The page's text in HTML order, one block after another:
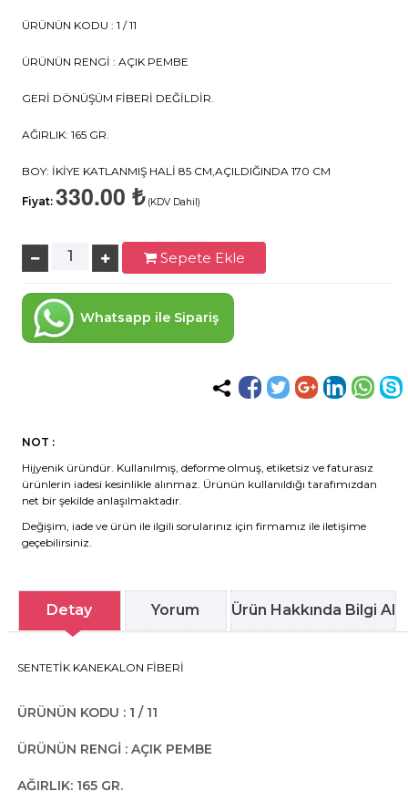
ÜRÜNÜN KODU : 1 / 11
ÜRÜNÜN RENGİ : AÇIK PEMBE
GERİ DÖNÜŞÜM FİBERİ DEĞİLDİR.
AĞIRLIK: 165 GR.
BOY: İKİYE KATLANMIŞ HALİ 85 CM,AÇILDIĞINDA 170 CM
Fiyat: 330.00 ₺ (KDV Dahil)
Sepete Ekle
Whatsapp ile Sipariş
NOT :
Hijyenik üründür. Kullanılmış, deforme olmuş, etiketsiz ve faturasız
ürünlerin iadesi kesinlikle alınmaz. Ürünün kullanıldığı tarafımızdan
net bir şekilde anlaşılmaktadır.
Değişim, iade ve ürün ile ilgili sorularınız için firmamız ile iletişime
geçebilirsiniz.
Detay Yorum Ürün Hakkında Bilgi Al
​​​SENTETİK KANEKALON FİBERİ
ÜRÜNÜN KODU : 1 / 11
ÜRÜNÜN RENGİ : AÇIK PEMBE
AĞIRLIK: 165 GR.